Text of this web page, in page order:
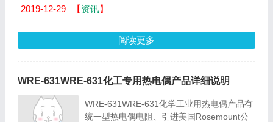
中...
2019-12-29 【资讯】
阅读更多
WRE-631WRE-631化工专用热电偶产品详细说明
WRE-631WRE-631化学工业用热电偶产品有
统一型热电偶电阻、引进美国Rosemount公